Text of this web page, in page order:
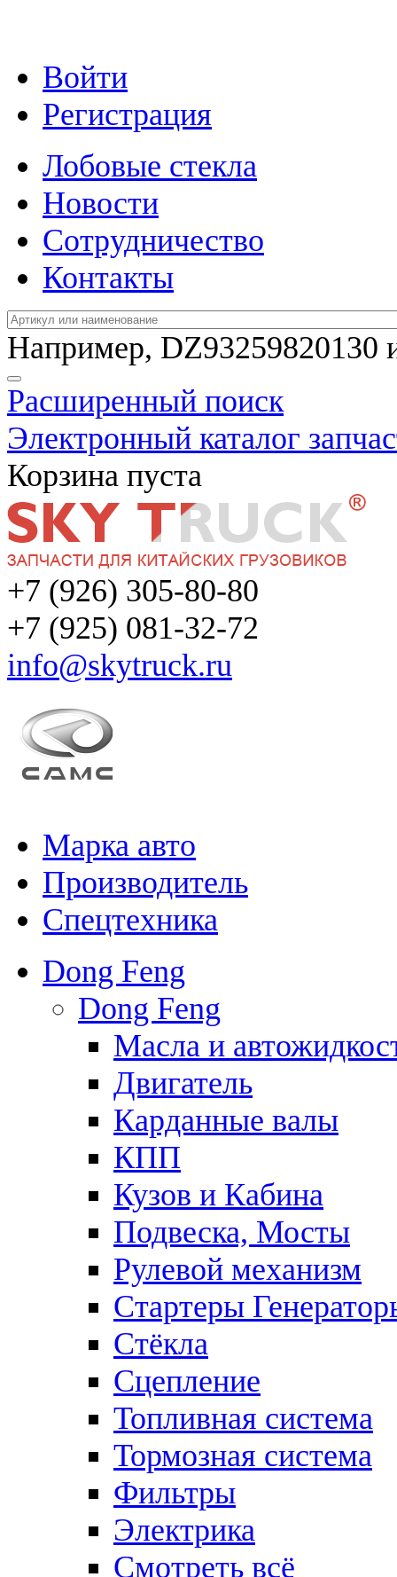
Войти
Регистрация
Лобовые стекла
Новости
Сотрудничество
Контакты
Например, DZ93259820130
Расширенный поиск
Электронный каталог
Корзина пуста
+7 (926) 305-80-80
+7 (925) 081-32-72
info@skytruck.ru
Марка авто
Производитель
Спецтехника
Dong Feng
Dong Feng
Масла и
Двигатель
Карданные валы
КПП
Кузов и Кабина
Подвеска, Мосты
Рулевой механизм
Стартеры
Стёкла
Сцепление
Топливная система
Тормозная система
Фильтры
Электрика
Смотреть всё